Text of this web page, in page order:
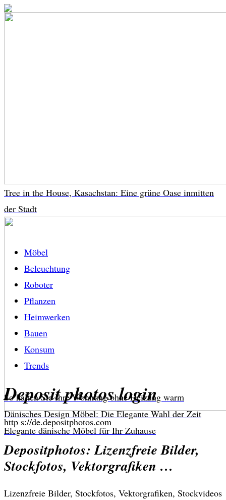
Tree in the House, Kasachstan: Eine grüne Oase inmitten
der Stadt
So halten Sie Ihre Wohnung ohne Heizung warm
Dänisches Design Möbel: Die Elegante Wahl der Zeit
Elegante dänische Möbel für Ihr Zuhause
Möbel
Beleuchtung
Roboter
Pflanzen
Heimwerken
Bauen
Konsum
Trends
Deposit photos login
http s://de.depositphotos.com
Depositphotos: Lizenzfreie Bilder,
Stockfotos, Vektorgrafiken …
Lizenzfreie Bilder, Stockfotos, Vektorgrafiken, Stockvideos